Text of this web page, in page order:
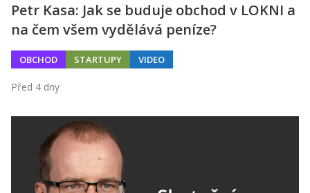
Petr Kasa: Jak se buduje obchod v LOKNI a
na čem všem vydělává peníze?
OBCHOD STARTUPY VIDEO
Před 4 dny